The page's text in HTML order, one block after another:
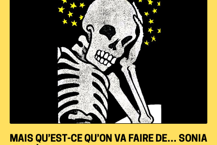
MAIS QU’EST-CE QU’ON VA FAIRE DE… SONIA